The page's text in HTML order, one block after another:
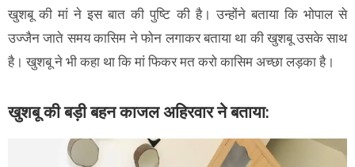
खुशबू की मां ने इस बात की पुष्टि की है। उन्होंने बताया कि भोपाल से
उज्जैन जाते समय कासिम ने फोन लगाकर बताया था की खुशबू उसके साथ
है। खुशबू ने भी कहा था कि मां फिकर मत करो कासिम अच्छा लड़का है।
खुशबू की बड़ी बहन काजल अहिरवार ने बताया: